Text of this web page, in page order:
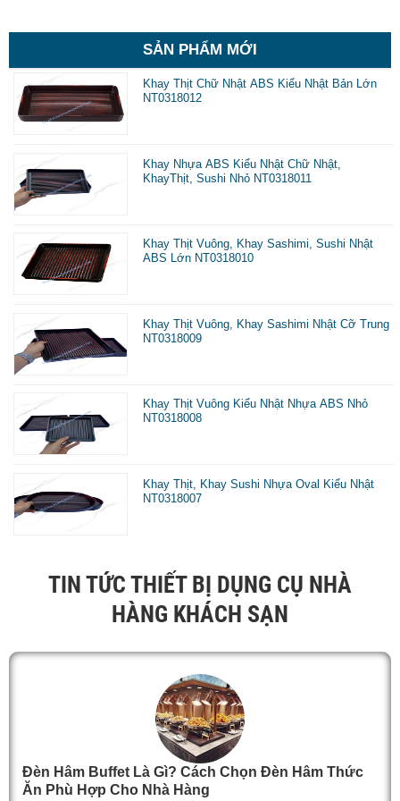
SẢN PHẨM MỚI
Khay Thịt Chữ Nhật ABS Kiểu Nhật Bản Lớn
NT0318012
Khay Nhựa ABS Kiểu Nhật Chữ Nhật,
KhayThịt, Sushi Nhỏ NT0318011
Khay Thịt Vuông, Khay Sashimi, Sushi Nhật
ABS Lớn NT0318010
Khay Thịt Vuông, Khay Sashimi Nhật Cỡ Trung
NT0318009
Khay Thịt Vuông Kiểu Nhật Nhựa ABS Nhỏ
NT0318008
Khay Thịt, Khay Sushi Nhựa Oval Kiểu Nhật
NT0318007
TIN TỨC THIẾT BỊ DỤNG CỤ NHÀ
HÀNG KHÁCH SẠN
Đèn Hâm Buffet Là Gì? Cách Chọn Đèn Hâm Thức
Ăn Phù Hợp Cho Nhà Hàng